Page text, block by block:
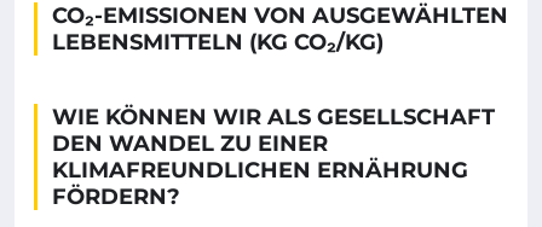
CO₂-EMISSIONEN VON AUSGEWÄHLTEN
LEBENSMITTELN (KG CO₂/KG)
WIE KÖNNEN WIR ALS GESELLSCHAFT
DEN WANDEL ZU EINER
KLIMAFREUNDLICHEN ERNÄHRUNG
FÖRDERN?